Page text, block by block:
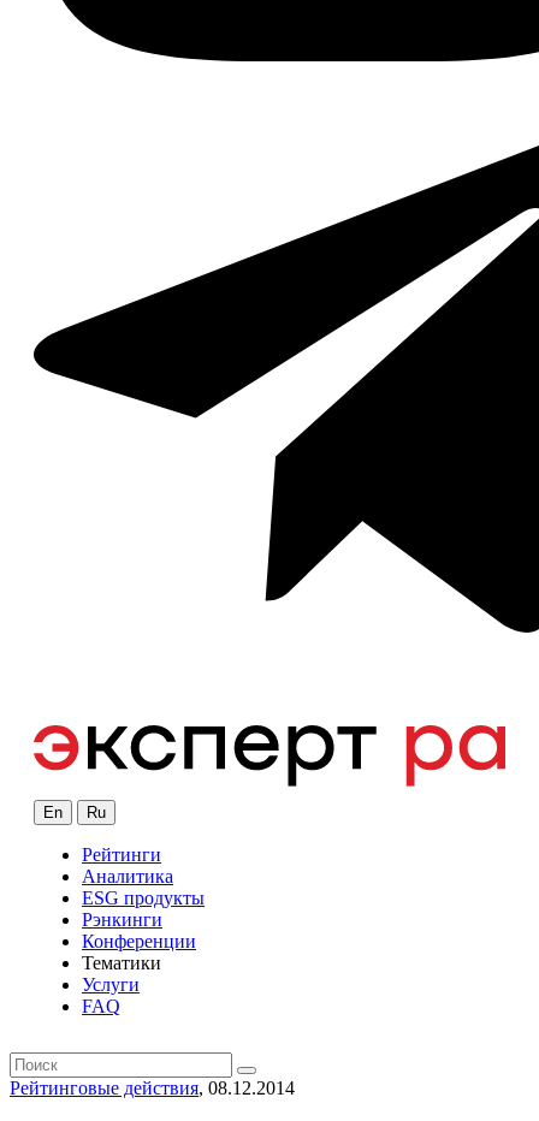
En Ru
Рейтинги
Аналитика
ESG продукты
Рэнкинги
Конференции
Тематики
Услуги
FAQ
Рейтинговые действия, 08.12.2014